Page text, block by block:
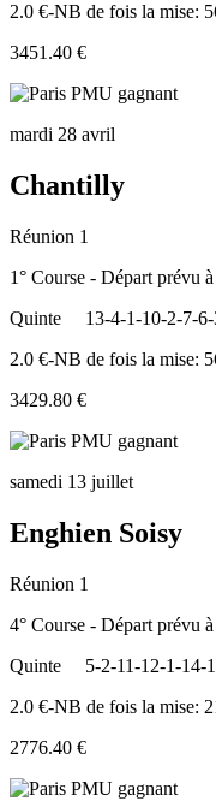
2.0 €-NB de fois la mise:
3451.40 €
mardi 28 avril
Chantilly
Réunion 1
1° Course - Départ prévu
Quinte
13-4-1-10-2-7-
2.0 €-NB de fois la mise:
3429.80 €
samedi 13 juillet
Enghien Soisy
Réunion 1
4° Course - Départ prévu
Quinte
5-2-11-12-1-14-
2.0 €-NB de fois la mise:
2776.40 €